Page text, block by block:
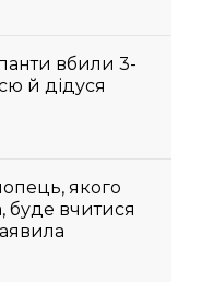
вбили 3-
й дідуся
якого
буде вчитися